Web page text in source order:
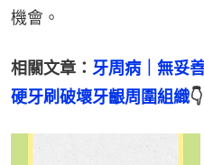
機會。
相關文章： 牙周病｜無妥
硬牙刷破壞牙齦周圍組織